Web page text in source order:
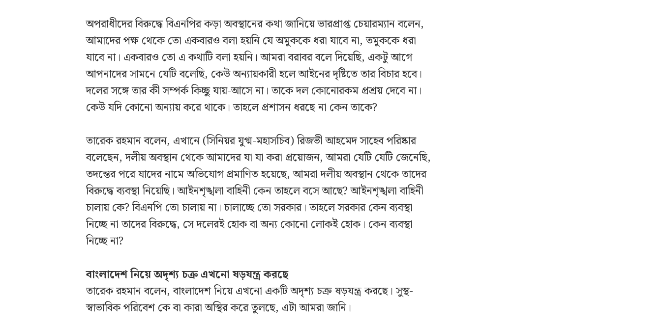
অপরাধীদের বিরুদ্ধে বিএনপির কড়া অবস্থানের কথা জানিয়ে ভারপ্রাপ্ত চেয়ারম্যান বলেন,
আমাদের পক্ষ থেকে তো একবারও বলা হয়নি যে অমুককে ধরা যাবে না, তমুককে ধরা
যাবে না। একবারও তো এ কথাটি বলা হয়নি। আমরা বরাবর বলে দিয়েছি, একটু আগে
আপনাদের সামনে যেটি বলেছি, কেউ অন্যায়কারী হলে আইনের দৃষ্টিতে তার বিচার হবে।
দলের সঙ্গে তার কী সম্পর্ক কিচ্ছু যায়-আসে না। তাকে দল কোনোরকম প্রশ্রয় দেবে না।
কেউ যদি কোনো অন্যায় করে থাকে। তাহলে প্রশাসন ধরছে না কেন তাকে?
তারেক রহমান বলেন, এখানে (সিনিয়র যুগ্ম-মহাসচিব) রিজভী আহমেদ সাহেব পরিষ্কার
বলেছেন, দলীয় অবস্থান থেকে আমাদের যা যা করা প্রয়োজন, আমরা যেটি যেটি জেনেছি,
তদন্তের পরে যাদের নামে অভিযোগ প্রমাণিত হয়েছে, আমরা দলীয় অবস্থান থেকে তাদের
বিরুদ্ধে ব্যবস্থা নিয়েছি। আইনশৃঙ্খলা বাহিনী কেন তাহলে বসে আছে? আইনশৃঙ্খলা বাহিনী
চালায় কে? বিএনপি তো চালায় না। চালাচ্ছে তো সরকার। তাহলে সরকার কেন ব্যবস্থা
নিচ্ছে না তাদের বিরুদ্ধে, সে দলেরই হোক বা অন্য কোনো লোকই হোক। কেন ব্যবস্থা
নিচ্ছে না?
বাংলাদেশ নিয়ে অদৃশ্য চক্র এখনো ষড়যন্ত্র করছে
তারেক রহমান বলেন, বাংলাদেশ নিয়ে এখনো একটি অদৃশ্য চক্র ষড়যন্ত্র করছে। সুস্থ-
স্বাভাবিক পরিবেশ কে বা কারা অস্থির করে তুলছে, এটা আমরা জানি।